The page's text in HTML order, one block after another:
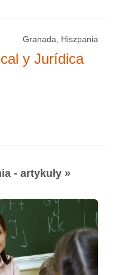
Granada, Hiszpania
y Jurídica
- artykuły »